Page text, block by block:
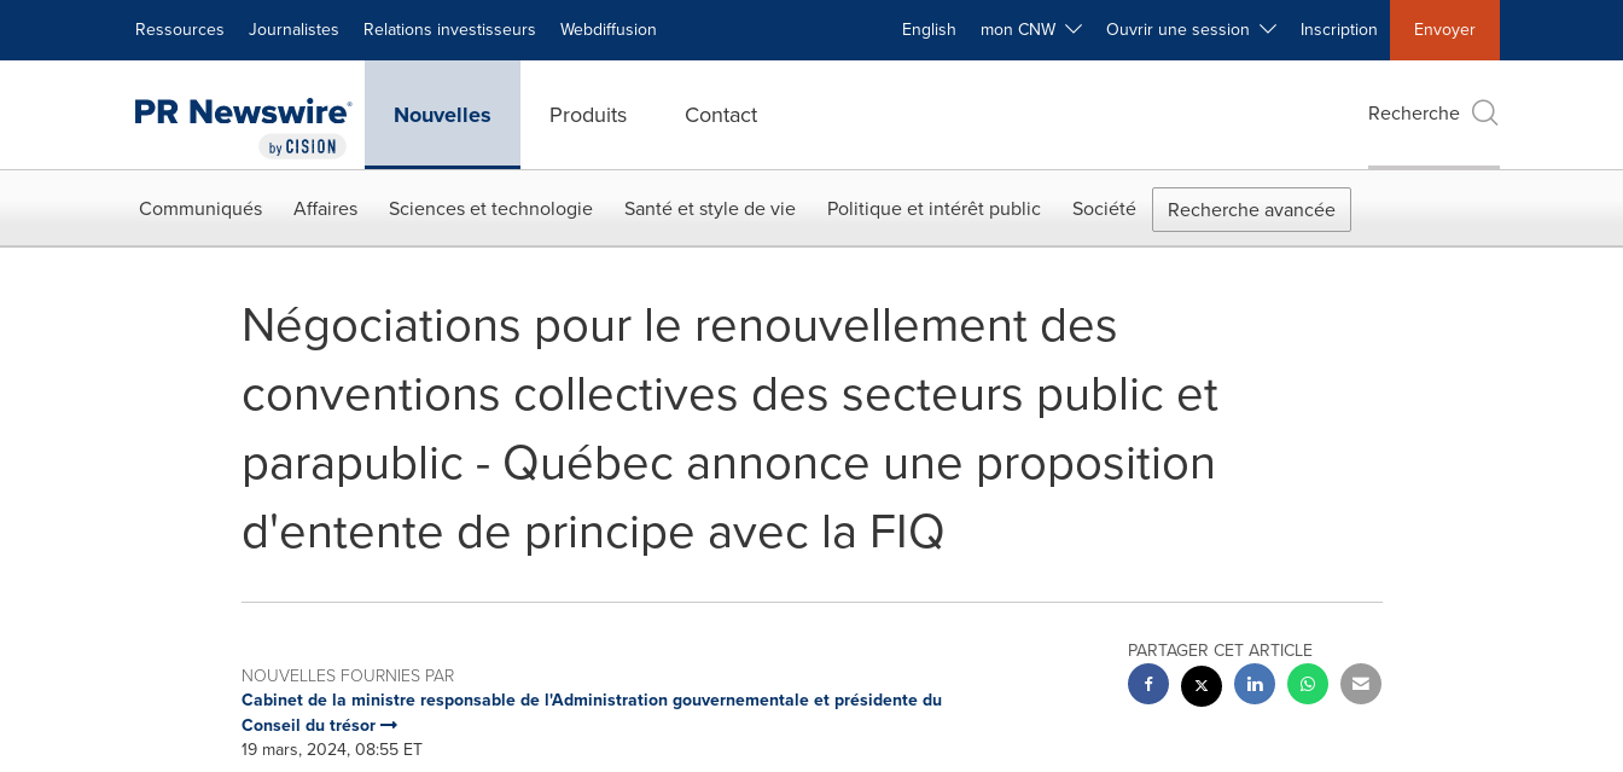
Ressources Journalistes Relations investisseurs Webdiffusion English mon CNW Ouvrir une session Inscription Envoyer
Nouvelles Produits Contact Recherche
Communiqués Affaires Sciences et technologie Santé et style de vie Politique et intérêt public Société Recherche avancée
Négociations pour le renouvellement des
conventions collectives des secteurs public et
parapublic - Québec annonce une proposition
d'entente de principe avec la FIQ
NOUVELLES FOURNIES PAR
Cabinet de la ministre responsable de l'Administration gouvernementale et présidente du
Conseil du trésor
19 mars, 2024, 08:55 ET
PARTAGER CET ARTICLE